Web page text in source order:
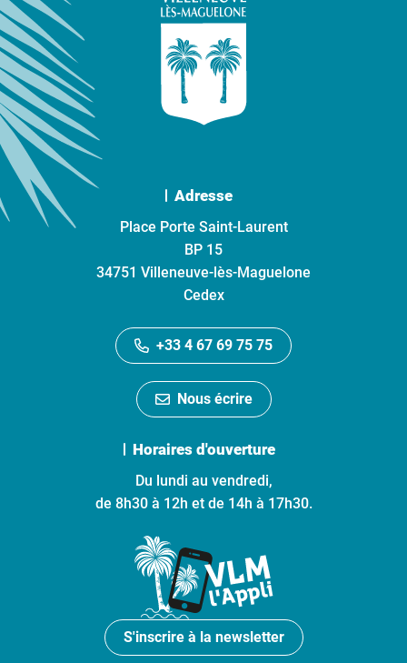
Adresse
Place Porte Saint-Laurent
BP 15
34751 Villeneuve-lès-Maguelone
Cedex
+33 4 67 69 75 75
Nous écrire
Horaires d'ouverture
Du lundi au vendredi,
de 8h30 à 12h et de 14h à 17h30.
S'inscrire à la newsletter